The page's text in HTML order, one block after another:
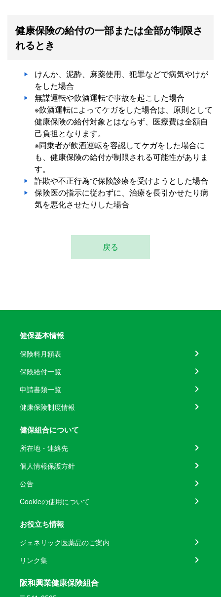
健康保険の給付の一部または全部が制限さ
れるとき
けんか、泥酔、麻薬使用、犯罪などで病気やけが
をした場合
無謀運転や飲酒運転で事故を起こした場合
※飲酒運転によってケガをした場合は、原則として
健康保険の給付対象とはならず、医療費は全額自
己負担となります。
※同乗者が飲酒運転を容認してケガをした場合に
も、健康保険の給付が制限される可能性がありま
す。
詐欺や不正行為で保険診療を受けようとした場合
保険医の指示に従わずに、治療を長引かせたり病
気を悪化させたりした場合
戻る
健保基本情報
保険料月額表
保険給付一覧
申請書類一覧
健康保険制度情報
健保組合について
所在地・連絡先
個人情報保護方針
公告
Cookieの使用について
お役立ち情報
ジェネリック医薬品のご案内
リンク集
阪和興業健康保険組合